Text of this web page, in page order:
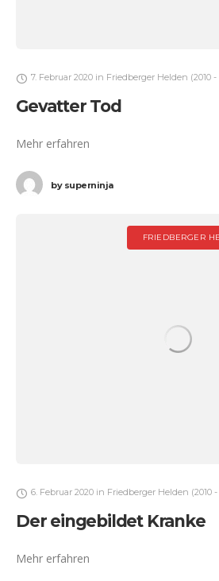
7. Februar 2020 in Friedberger Helden (2010
Gevatter Tod
Mehr erfahren
bysuperninja
FRIEDBERGER
6. Februar 2020 in Friedberger Helden (2010
Der eingebildet Kranke
Mehr erfahren